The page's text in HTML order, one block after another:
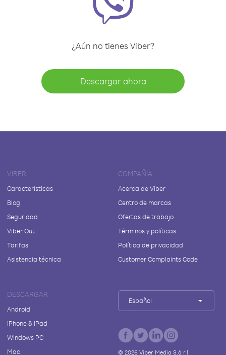
¿Aún no tienes Viber?
Descargar ahora
VIBER
Características
Blog
Seguridad
Viber Out
Tarifas
Asistencia técnica
COMPAÑÍA
Acerca de Viber
Centro de marcas
Ofertas de trabajo
Términos y políticas
Política de privacidad
Customer Complaints Code
DESCARGAR
Android
iPhone & iPad
Windows PC
Mac
Español
© 2026Viber Media S.à r.l.